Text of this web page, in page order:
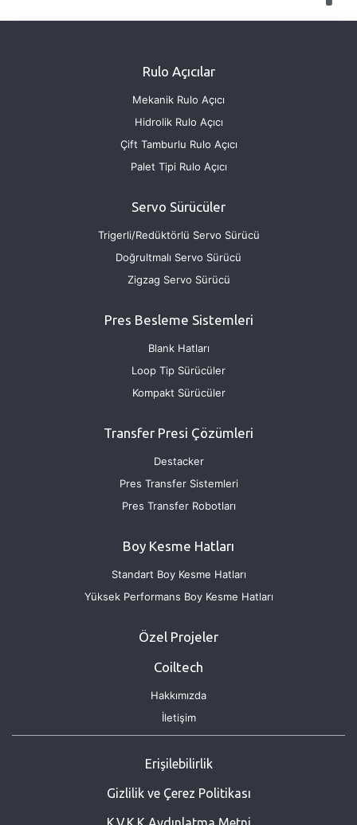
Rulo Açıcılar
Mekanik Rulo Açıcı
Hidrolik Rulo Açıcı
Çift Tamburlu Rulo Açıcı
Palet Tipi Rulo Açıcı
Servo Sürücüler
Trigerli/Redüktörlü Servo Sürücü
Doğrultmalı Servo Sürücü
Zigzag Servo Sürücü
Pres Besleme Sistemleri
Blank Hatları
Loop Tip Sürücüler
Kompakt Sürücüler
Transfer Presi Çözümleri
Destacker
Pres Transfer Sistemleri
Pres Transfer Robotları
Boy Kesme Hatları
Standart Boy Kesme Hatları
Yüksek Performans Boy Kesme Hatları
Özel Projeler
Coiltech
Hakkımızda
İletişim
Erişilebilirlik
Gizlilik ve Çerez Politikası